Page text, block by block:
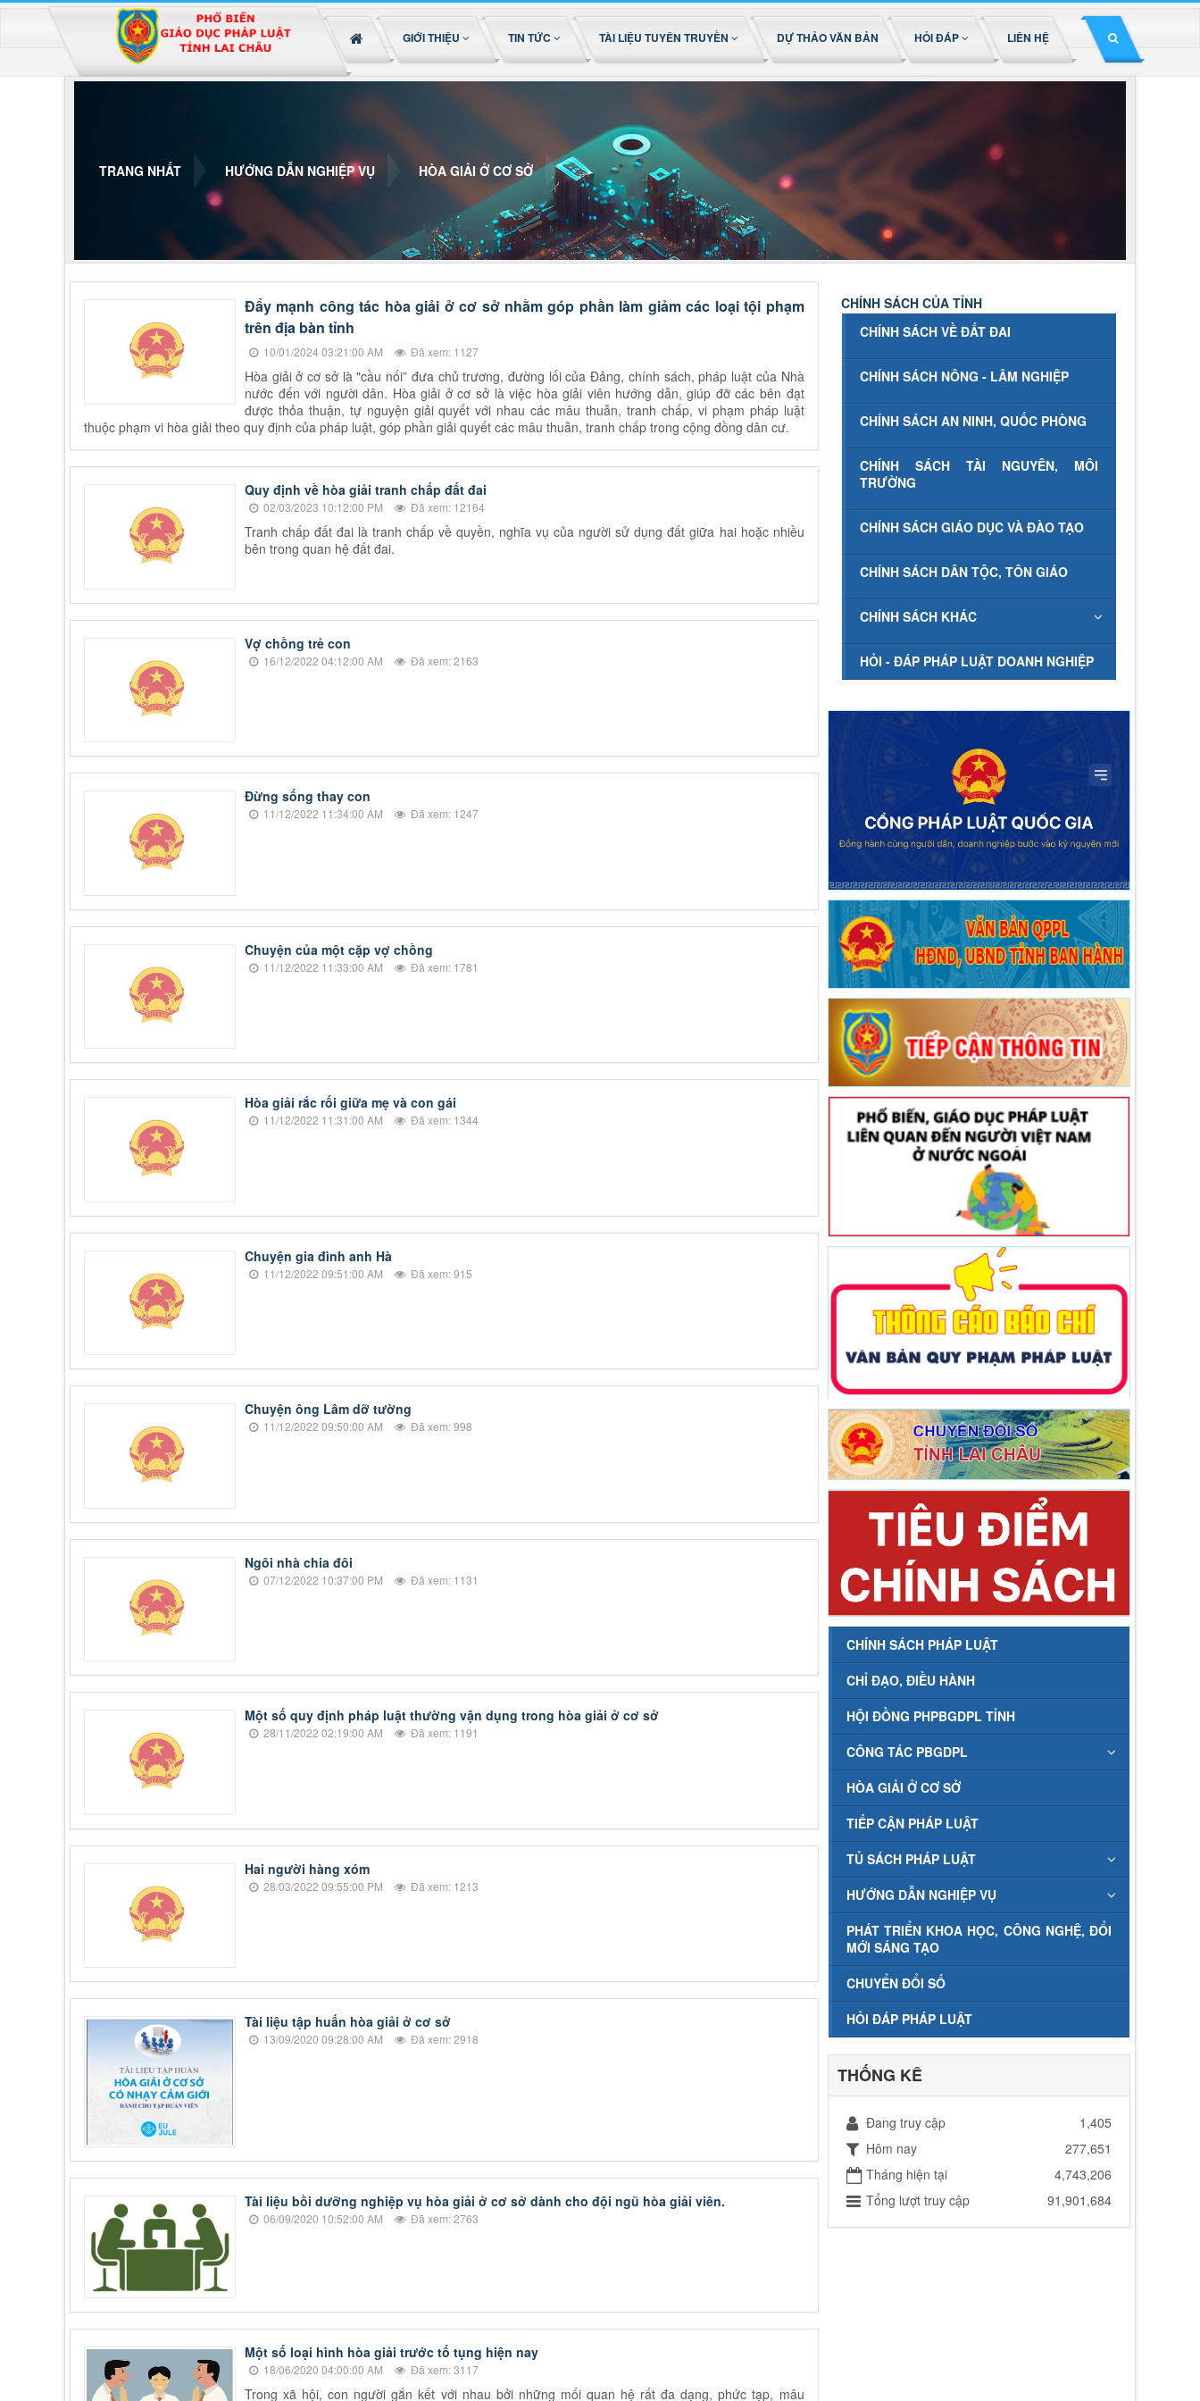
GIỚI THIỆU TIN TỨC TÀI LIỆU TUYÊN TRUYỀN DỰ THẢO VĂN BẢN HỎI ĐÁP LIÊN HỆ
TRANG NHẤT HƯỚNG DẪN NGHIỆP VỤ HÒA GIẢI Ở CƠ SỞ
Đẩy mạnh công tác hòa giải ở cơ sở nhằm góp phần làm giảm các loại tội phạm
trên địa bàn tỉnh
10/01/2024 03:21:00 AM Đã xem: 1127
Hòa giải ở cơ sở là "cầu nối” đưa chủ trương, đường lối của Đảng, chính sách, pháp luật của Nhà
nước đến với người dân. Hòa giải ở cơ sở là việc hòa giải viên hướng dẫn, giúp đỡ các bên đạt
được thỏa thuận, tự nguyện giải quyết với nhau các mâu thuẫn, tranh chấp, vi phạm pháp luật
thuộc phạm vi hòa giải theo quy định của pháp luật, góp phần giải quyết các mâu thuẫn, tranh chấp trong cộng đồng dân cư.
Quy định về hòa giải tranh chấp đất đai
02/03/2023 10:12:00 PM Đã xem: 12164
Tranh chấp đất đai là tranh chấp về quyền, nghĩa vụ của người sử dụng đất giữa hai hoặc nhiều
bên trong quan hệ đất đai.
Vợ chồng trẻ con
16/12/2022 04:12:00 AM Đã xem: 2163
Đừng sống thay con
11/12/2022 11:34:00 AM Đã xem: 1247
Chuyện của một cặp vợ chồng
11/12/2022 11:33:00 AM Đã xem: 1781
Hòa giải rắc rối giữa mẹ và con gái
11/12/2022 11:31:00 AM Đã xem: 1344
Chuyện gia đình anh Hà
11/12/2022 09:51:00 AM Đã xem: 915
Chuyện ông Lâm dỡ tường
11/12/2022 09:50:00 AM Đã xem: 998
Ngôi nhà chia đôi
07/12/2022 10:37:00 PM Đã xem: 1131
Một số quy định pháp luật thường vận dụng trong hòa giải ở cơ sở
28/11/2022 02:19:00 AM Đã xem: 1191
Hai người hàng xóm
28/03/2022 09:55:00 PM Đã xem: 1213
Tài liệu tập huấn hòa giải ở cơ sở
13/09/2020 09:28:00 AM Đã xem: 2918
Tài liệu bồi dưỡng nghiệp vụ hòa giải ở cơ sở dành cho đội ngũ hòa giải viên.
06/09/2020 10:52:00 AM Đã xem: 2763
Một số loại hình hòa giải trước tố tụng hiện nay
18/06/2020 04:00:00 AM Đã xem: 3117
Trong xã hội, con người gắn kết với nhau bởi những mối quan hệ rất đa dạng, phức tạp, mâu
CHÍNH SÁCH CỦA TỈNH
CHÍNH SÁCH VỀ ĐẤT ĐAI
CHÍNH SÁCH NÔNG - LÂM NGHIỆP
CHÍNH SÁCH AN NINH, QUỐC PHÒNG
CHÍNH SÁCH TÀI NGUYÊN, MÔI
TRƯỜNG
CHÍNH SÁCH GIÁO DỤC VÀ ĐÀO TẠO
CHÍNH SÁCH DÂN TỘC, TÔN GIÁO
CHÍNH SÁCH KHÁC
HỎI - ĐÁP PHÁP LUẬT DOANH NGHIỆP
CHÍNH SÁCH PHÁP LUẬT
CHỈ ĐẠO, ĐIỀU HÀNH
HỘI ĐỒNG PHPBGDPL TỈNH
CÔNG TÁC PBGDPL
HÒA GIẢI Ở CƠ SỞ
TIẾP CẬN PHÁP LUẬT
TỦ SÁCH PHÁP LUẬT
HƯỚNG DẪN NGHIỆP VỤ
PHÁT TRIỂN KHOA HỌC, CÔNG NGHỆ, ĐỔI
MỚI SÁNG TẠO
CHUYỂN ĐỔI SỐ
HỎI ĐÁP PHÁP LUẬT
THỐNG KÊ
Đang truy cập
1,405
Hôm nay
277,651
Tháng hiện tại
4,743,206
Tổng lượt truy cập
91,901,684
Đã kết nối EMC